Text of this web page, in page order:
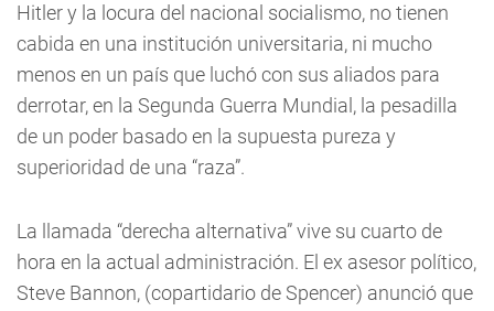
Hitler y la locura del nacional socialismo, no tienen
cabida en una institución universitaria, ni mucho
menos en un país que luchó con sus aliados para
derrotar, en la Segunda Guerra Mundial, la pesadilla
de un poder basado en la supuesta pureza y
superioridad de una “raza”.
La llamada “derecha alternativa” vive su cuarto de
hora en la actual administración. El ex asesor político,
Steve Bannon, (copartidario de Spencer) anunció que